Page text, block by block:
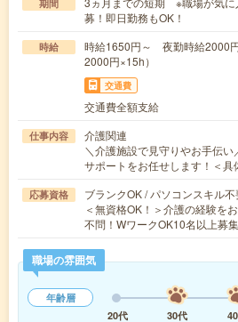
期間
募！即日勤務もOK！
時給
時給1650円～ 夜勤時給2000
2000円×15h）
交通費
交通費全額支給
仕事内容
介護関連
＼介護施設で見守りやお手伝
サポートをお任せします！＜
応募資格
ブランクOK / パソコンスキル
＜無資格OK！＞介護の経験を
不問！WワークOK10名以上募
職場の雰囲気
年齢層
20代
30代